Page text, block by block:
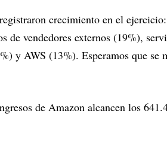
crecimiento en el
de vendedores externos (19%),
y AWS (13%). Esperamos que se
de Amazon alcancen los